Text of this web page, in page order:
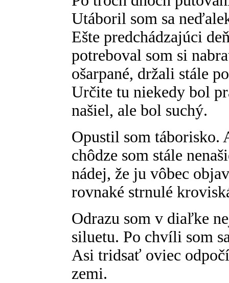
Utáboril som sa
Ešte predchádzajúci
potreboval som si
ošarpané, držali stále
Určite tu niekedy bol
našiel, ale bol suchý.
Opustil som táborisko.
chôdze som stále
nádej, že ju vôbec
rovnaké strnulé
Odrazu som v diaľke
siluetu. Po chvíli som
Asi tridsať oviec
zemi.